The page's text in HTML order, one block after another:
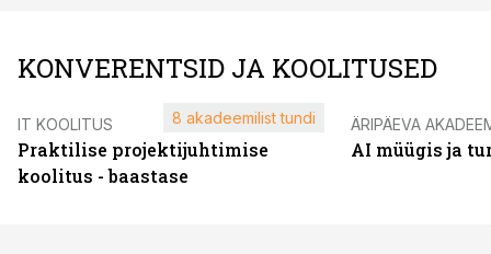
KONVERENTSID JA KOOLITUSED
IT KOOLITUS
Praktilise projektijuhtimise
koolitus - baastase
8 akadeemilist tundi ÄRIPÄEVA
AI müügis ja